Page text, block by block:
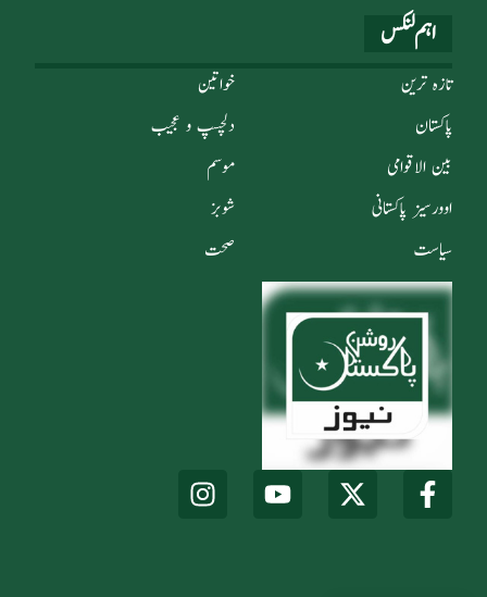
اہم لنکس
خواتین
دلچسپ و عجیب
موسم
شوبز
صحت
تازہ ترین
پاکستان
بین الاقوامی
اوورسیز پاکستانی
سیاست